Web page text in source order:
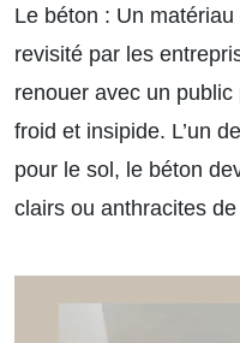
Le béton : Un matériau
revisité par les
renouer avec un
froid et insipide. L’un
pour le sol, le béton
clairs ou anthracites